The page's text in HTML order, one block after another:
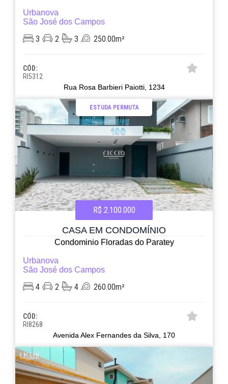
Urbanova
São José dos Campos
3 2 3 250.00m²
CÓD:
RI5312
Rua Rosa Barbieri Paiotti, 1234
ESTUDA PERMUTA
R$ 2.100.000
CASA EM CONDOMÍNIO
Condominio Floradas do Paratey
Urbanova
São José dos Campos
4 2 4 260.00m²
CÓD:
RI8268
Avenida Alex Fernandes da Silva, 170